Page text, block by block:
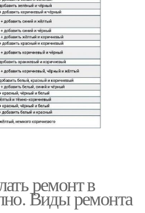
ремонт в
Виды ремонта